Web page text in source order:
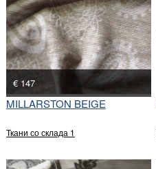
€ 147
MILLARSTON BEIGE
Ткани со склада 1